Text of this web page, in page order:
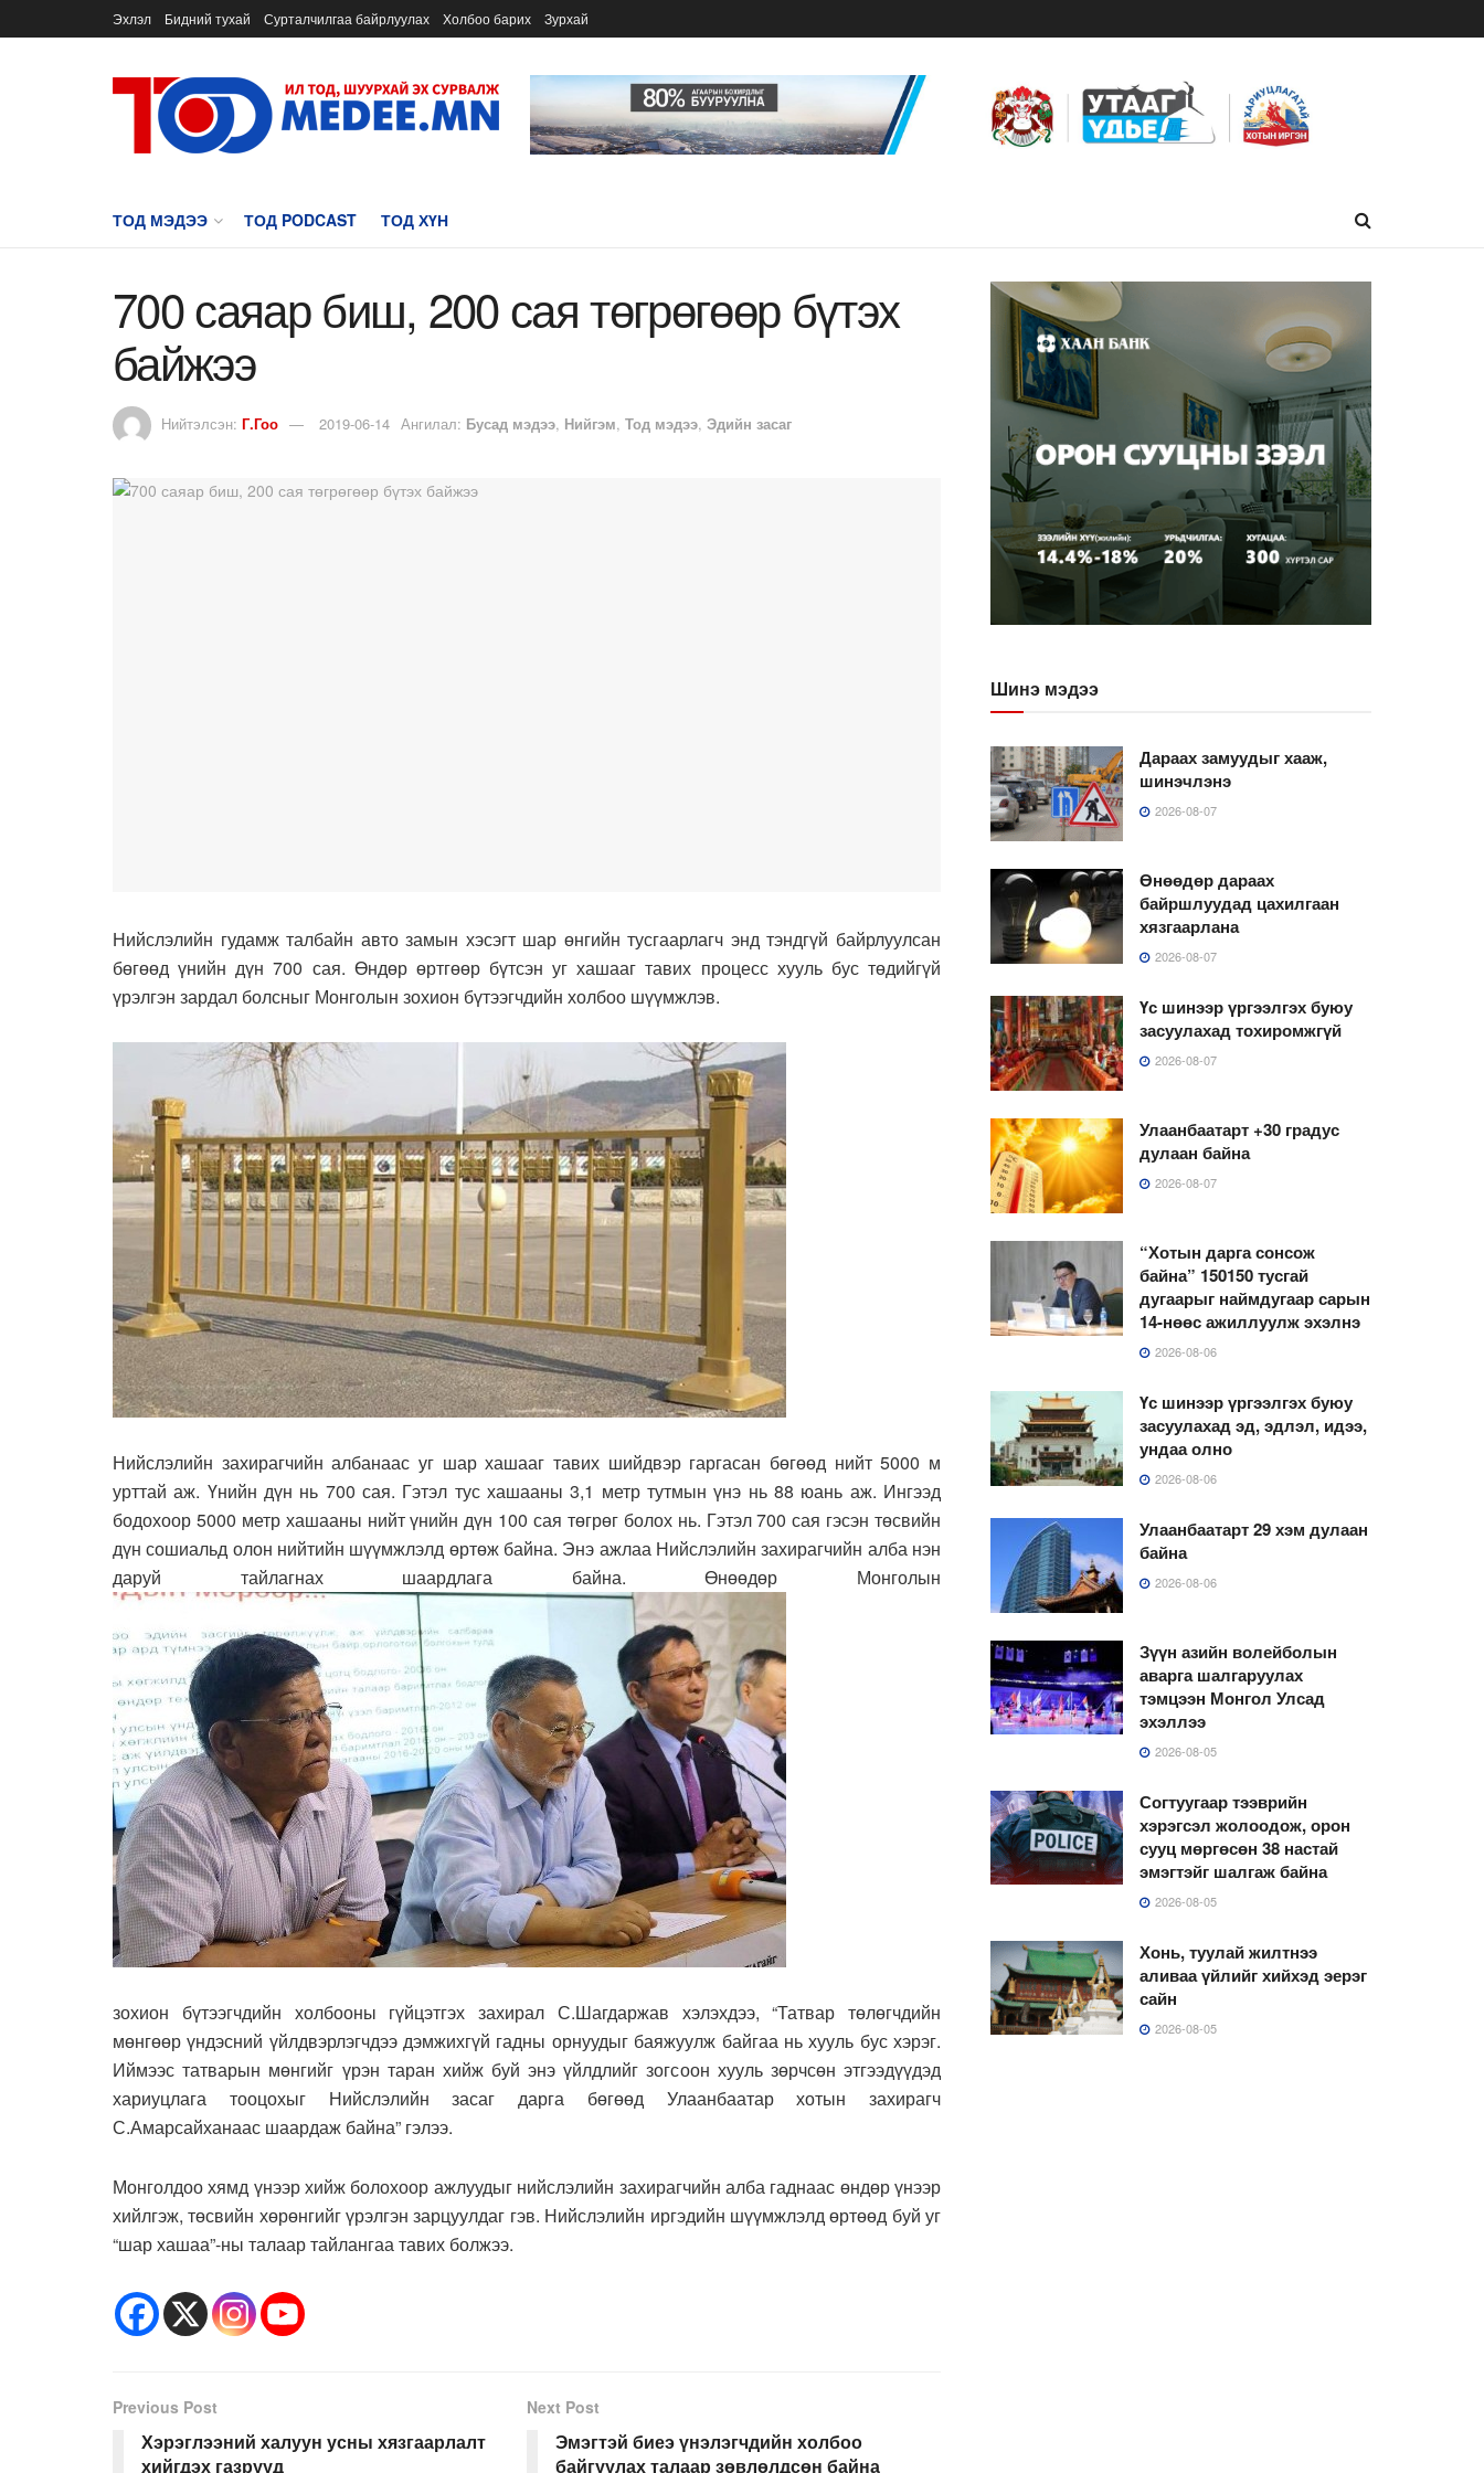
Эхлэл Бидний тухай Сурталчилгаа байрлуулах Холбоо барих Зурхай
ТОД МЭДЭЭ ТОД PODCAST ТОД ХҮН
700 саяар биш, 200 сая төгрөгөөр бүтэх
байжээ
Нийтэлсэн: Г.Гоо 2019-06-14 Ангилал: Бусад мэдээ, Нийгэм, Тод мэдээ, Эдийн засаг
Нийслэлийн гудамж талбайн авто замын хэсэгт шар өнгийн тусгаарлагч энд тэндгүй байрлуулсан
бөгөөд үнийн дүн 700 сая. Өндөр өртгөөр бүтсэн уг хашааг тавих процесс хууль бус төдийгүй
үрэлгэн зардал болсныг Монголын зохион бүтээгчдийн холбоо шүүмжлэв.
Нийслэлийн захирагчийн албанаас уг шар хашааг тавих шийдвэр гаргасан бөгөөд нийт 5000 м
урттай аж. Үнийн дүн нь 700 сая. Гэтэл тус хашааны 3,1 метр тутмын үнэ нь 88 юань аж. Ингээд
бодохоор 5000 метр хашааны нийт үнийн дүн 100 сая төгрөг болох нь. Гэтэл 700 сая гэсэн төсвийн
дүн сошиальд олон нийтийн шүүмжлэлд өртөж байна. Энэ ажлаа Нийслэлийн захирагчийн алба нэн
даруй тайлагнах шаардлага байна. Өнөөдөр Монголын
зохион бүтээгчдийн холбооны гүйцэтгэх захирал С.Шагдаржав хэлэхдээ, “Татвар төлөгчдийн
мөнгөөр үндэсний үйлдвэрлэгчдээ дэмжихгүй гадны орнуудыг баяжуулж байгаа нь хууль бус хэрэг.
Иймээс татварын мөнгийг үрэн таран хийж буй энэ үйлдлийг зогсоон хууль зөрчсөн этгээдүүдэд
хариуцлага тооцохыг Нийслэлийн засаг дарга бөгөөд Улаанбаатар хотын захирагч
С.Амарсайханаас шаардаж байна” гэлээ.
Монголдоо хямд үнээр хийж болохоор ажлуудыг нийслэлийн захирагчийн алба гаднаас өндөр үнээр
хийлгэж, төсвийн хөрөнгийг үрэлгэн зарцуулдаг гэв. Нийслэлийн иргэдийн шүүмжлэлд өртөөд буй уг
“шар хашаа”-ны талаар тайлангаа тавих болжээ.
Previous Post
Хэрэглээний халуун усны хязгаарлалт
хийгдэх газрууд
Next Post
Эмэгтэй биеэ үнэлэгчдийн холбоо
байгуулах талаар зөвлөлдсөн байна
Шинэ мэдээ
Дараах замуудыг хааж,
шинэчлэнэ
2026-08-07
Өнөөдөр дараах
байршлуудад цахилгаан
хязгаарлана
2026-08-07
Үс шинээр үргээлгэх буюу
засуулахад тохиромжгүй
2026-08-07
Улаанбаатарт +30 градус
дулаан байна
2026-08-07
“Хотын дарга сонсож
байна” 150150 тусгай
дугаарыг наймдугаар сарын
14-нөөс ажиллуулж эхэлнэ
2026-08-06
Үс шинээр үргээлгэх буюу
засуулахад эд, эдлэл, идээ,
ундаа олно
2026-08-06
Улаанбаатарт 29 хэм дулаан
байна
2026-08-06
Зүүн азийн волейболын
аварга шалгаруулах
тэмцээн Монгол Улсад
эхэллээ
2026-08-05
Согтуугаар тээврийн
хэрэгсэл жолоодож, орон
сууц мөргөсөн 38 настай
эмэгтэйг шалгаж байна
2026-08-05
Хонь, туулай жилтнээ
аливаа үйлийг хийхэд эерэг
сайн
2026-08-05